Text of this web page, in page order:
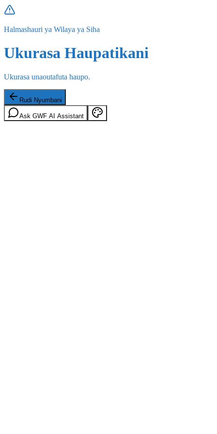
Halmashauri ya Wilaya ya Siha
Ukurasa Haupatikani
Ukurasa unaoutafuta haupo.
Rudi Nyumbani
Ask GWF AI Assistant